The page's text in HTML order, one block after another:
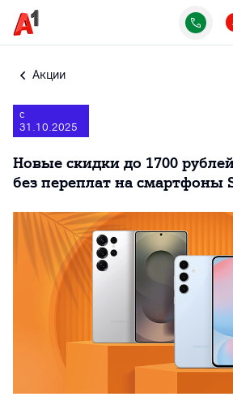
Акции
с
31.10.2025
Новые скидки до 1700
без переплат на смартфоны